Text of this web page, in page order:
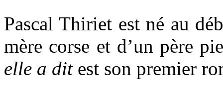
Pascal Thiriet est né au
mère corse et d’un père
elle a ditest son premier